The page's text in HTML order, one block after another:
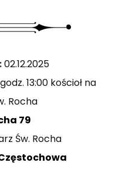
02.12.2025
13:00 kościoł na
Rocha
79
Św. Rocha